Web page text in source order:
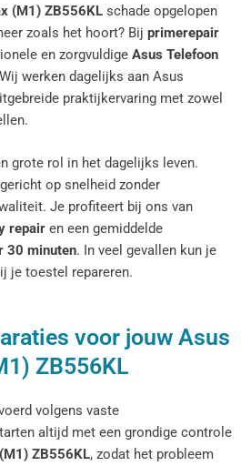
(M1) ZB556KL schade opgelopen
zoals het hoort? Bij primerepair
en zorgvuldige Asus Telefoon
werken dagelijks aan Asus
praktijkervaring met zowel
grote rol in het dagelijks leven.
op snelheid zonder
Je profiteert bij ons van
repair en een gemiddelde
30 minuten. In veel gevallen kun je
je toestel repareren.
voor jouw Asus
ZB556KL
volgens vaste
altijd met een grondige controle
ZB556KL, zodat het probleem